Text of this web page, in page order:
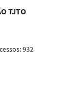
TJTO
932